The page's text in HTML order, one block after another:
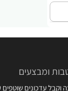
ומבצעים
עדכונים